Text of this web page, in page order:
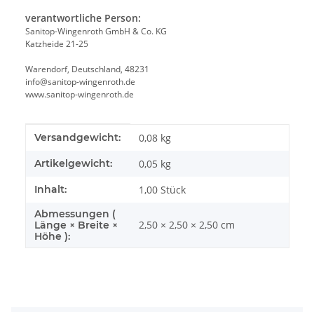
verantwortliche Person:
Sanitop-Wingenroth GmbH & Co. KG
Katzheide 21-25
Warendorf, Deutschland, 48231
info@sanitop-wingenroth.de
www.sanitop-wingenroth.de
Produkteigenschaft
Wert
Versandgewicht: 0,08 kg
Artikelgewicht: 0,05 kg
Inhalt: 1,00 Stück
Abmessungen (
Länge × Breite ×
Höhe ):
2,50 × 2,50 × 2,50 cm